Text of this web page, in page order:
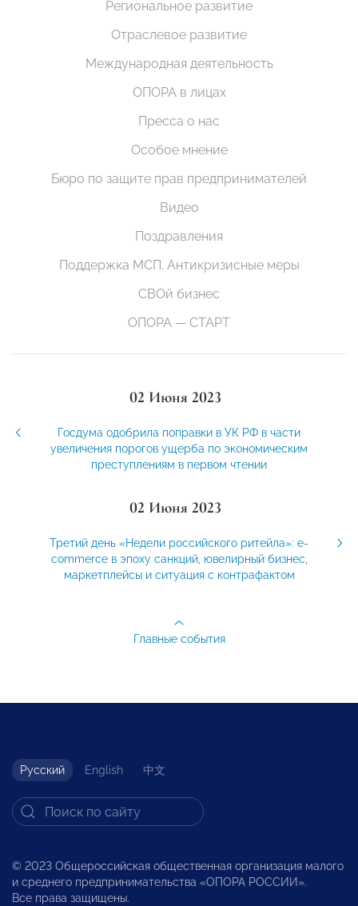
Региональное развитие
Отраслевое развитие
Международная деятельность
ОПОРА в лицах
Пресса о нас
Особое мнение
Бюро по защите прав предпринимателей
Видео
Поздравления
Поддержка МСП. Антикризисные меры
СВОй бизнес
ОПОРА — СТАРТ
02 Июня 2023
Госдума одобрила поправки в УК РФ в части
увеличения порогов ущерба по экономическим
преступлениям в первом чтении
02 Июня 2023
Третий день «Недели российского ритейла»: e-
commerce в эпоху санкций, ювелирный бизнес,
маркетплейсы и ситуация с контрафактом
Главные события
Русский English 中文
© 2023 Общероссийская общественная организация малого
и среднего предпринимательства «ОПОРА РОССИИ».
Все права защищены.